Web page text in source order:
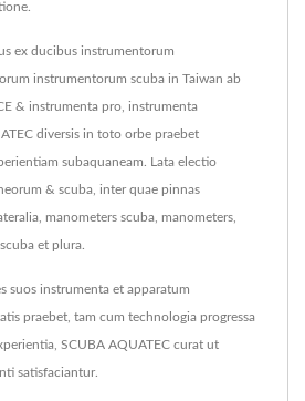
ex ducibus instrumentorum
instrumentorum scuba in Taiwan ab
& instrumenta pro, instrumenta
diversis in toto orbe praebet
subaquaneam. Lata electio
& scuba, inter quae pinnas
manometers scuba, manometers,
et plura.
suos instrumenta et apparatum
praebet, tam cum technologia progressa
SCUBA AQUATEC curat ut
satisfaciantur.